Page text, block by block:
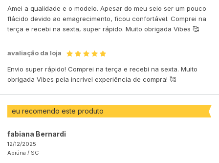
Amei a qualidade e o modelo. Apesar do meu seio ser um pouco
flácido devido ao emagrecimento, ficou confortável. Comprei na
terça e recebi na sexta, super rápido. Muito obrigada Vibes 🥰
avaliação da loja
Envio super rápido! Comprei na terça e recebi na sexta. Muito
obrigada Vibes pela incrível experiência de compra! 🥰
eu recomendo este produto
fabiana Bernardi
12/12/2025
Apiúna / SC